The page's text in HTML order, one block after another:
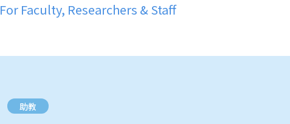
For Faculty, Researchers & Staff
助教